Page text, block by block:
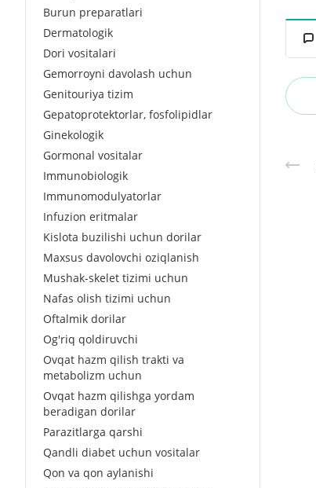
Burun preparatlari
Dermatologik
Dori vositalari
Gemorroyni davolash uchun
Genitouriya tizim
Gepatoprotektorlar, fosfolipidlar
Ginekologik
Gormonal vositalar
Immunobiologik
Immunomodulyatorlar
Infuzion eritmalar
Kislota buzilishi uchun dorilar
Maxsus davolovchi oziqlanish
Mushak-skelet tizimi uchun
Nafas olish tizimi uchun
Oftalmik dorilar
Og'riq qoldiruvchi
Ovqat hazm qilish trakti va
metabolizm uchun
Ovqat hazm qilishga yordam
beradigan dorilar
Parazitlarga qarshi
Qandli diabet uchun vositalar
Qon va qon aylanishi